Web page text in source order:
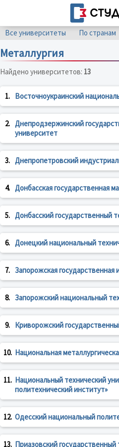
Все университеты По странам
Металлургия
Найдено университетов: 13
1. Восточноукраинский
2. Днепродзержинский
университет
3. Днепропетровский
4. Донбасская государственная
5. Донбасский государственный
6. Донецкий национальный
7. Запорожская
8. Запорожский национальный
9. Криворожский
10. Национальная
11. Национальный технический
политехнический институт»
12. Одесский национальный
13. Приазовский